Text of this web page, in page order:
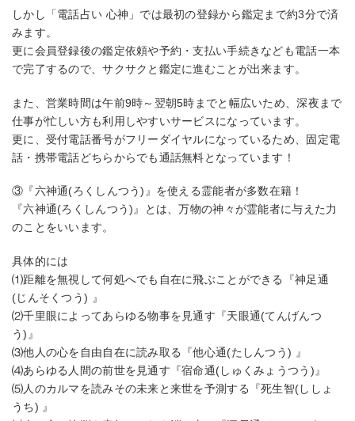
しかし「電話占い 心神」では最初の登録から鑑定まで約3分で済
みます。
更に会員登録後の鑑定依頼や予約・支払い手続きなども電話一本
で完了するので、サクサクと鑑定に進むことが出来ます。
また、営業時間は午前9時～翌朝5時までと幅広いため、深夜まで
仕事が忙しい方も利用しやすいサービスになっています。
更に、受付電話番号がフリーダイヤルになっているため、固定電
話・携帯電話どちらからでも通話無料となっています！
③『六神通(ろくしんつう)』を使える霊能者が多数在籍！
『六神通(ろくしんつう)』とは、万物の神々が霊能者に与えた力
のことをいいます。
具体的には
⑴距離を無視して何処へでも自在に飛ぶことができる『神足通
(じんそくつう) 』
⑵千里眼によってあらゆる物事を見通す『天眼通(てんげんつ
う)』
⑶他人の心を自由自在に読み取る『他心通(たしんつう) 』
⑷あらゆる人間の前世を見通す『宿命通(しゅくみょうつう)』
⑸人のカルマを読みその未来と来世を予測する『死生智(ししょ
うち) 』